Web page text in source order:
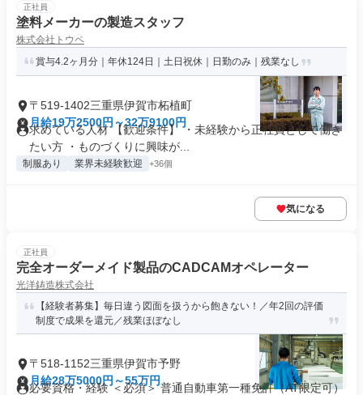
正社員
塗料メーカーの製造スタッフ
株式会社トウペ
賞与4.2ヶ月分｜年休124日｜土日祝休｜日勤のみ｜残業なし
〒519-1402三重県伊賀市柘植町
月給19万2500円～32万9100円
求めている人材 【歓迎条件】 ・未経験から正社員として働き
たい方 ・ものづくりに興味が...
制服あり 業界未経験歓迎 +36個
気になる
正社員
完全オーダーメイド製品のCADCAMオペレーター
光洋鋳造株式会社
【経験者募集】毎日違う図面を扱うから飽きない！／年2回の評価
制度で成果を還元／残業ほぼなし
〒518-1152三重県伊賀市予野
月給28万5000円～55万円
必要資格・経験 ＜必須＞ 普通自動車第一種免許（AT限定可）